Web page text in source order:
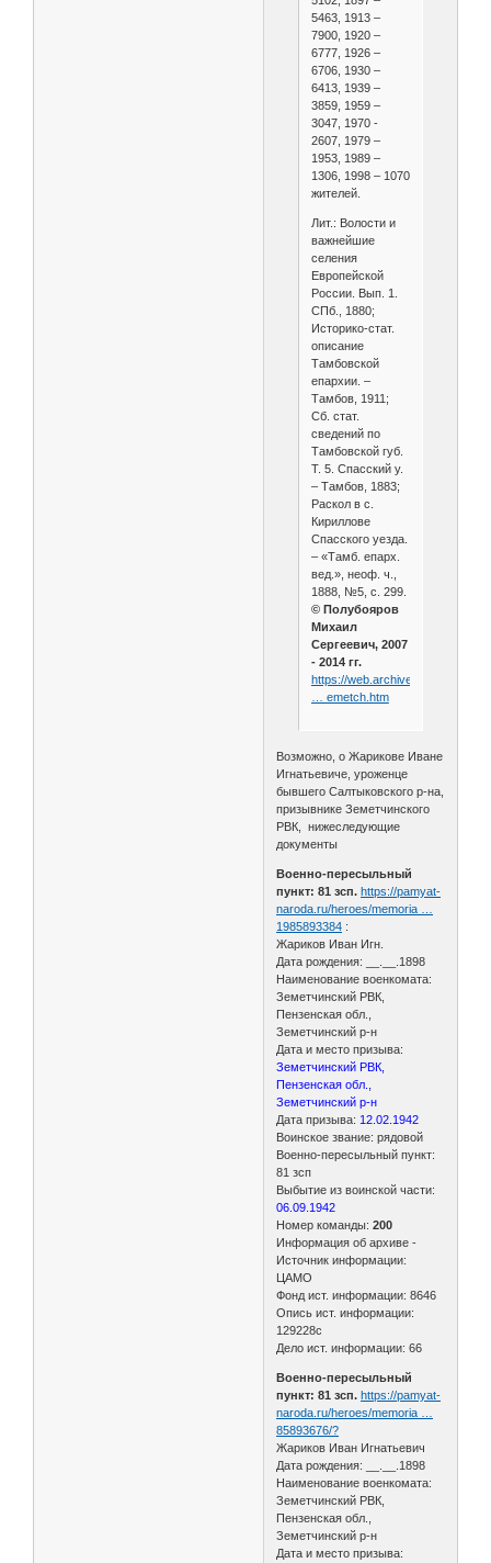
5463, 1913 –
7900, 1920 –
6777, 1926 –
6706, 1930 –
6413, 1939 –
3859, 1959 –
3047, 1970 -
2607, 1979 –
1953, 1989 –
1306, 1998 – 1070
жителей.
Лит.: Волости и
важнейшие
селения
Европейской
России. Вып. 1.
СПб., 1880;
Историко-стат.
описание
Тамбовской
епархии. –
Тамбов, 1911;
Сб. стат.
сведений по
Тамбовской губ.
Т. 5. Спасский у.
– Тамбов, 1883;
Раскол в с.
Кириллове
Спасского уезда.
– «Тамб. епарх.
вед.», неоф. ч.,
1888, №5, с. 299.
© Полубояров
Михаил
Сергеевич, 2007
- 2014 гг.
https://web.archive.org/web/
… emetch.htm
Возможно, о Жарикове Иване
Игнатьевиче, уроженце
бывшего Салтыковского р-на,
призывнике Земетчинского
РВК, нижеследующие
документы
Военно-пересыльный
пункт: 81 зсп. https://pamyat-
naroda.ru/heroes/memoria …
1985893384 :
Жариков Иван Игн.
Дата рождения: __.__.1898
Наименование военкомата:
Земетчинский РВК,
Пензенская обл.,
Земетчинский р-н
Дата и место призыва:
Земетчинский РВК,
Пензенская обл.,
Земетчинский р-н
Дата призыва:12.02.1942
Воинское звание: рядовой
Военно-пересыльный пункт:
81 зсп
Выбытие из воинской части:
06.09.1942
Номер команды: 200
Информация об архиве -
Источник информации:
ЦАМО
Фонд ист. информации: 8646
Опись ист. информации:
129228с
Дело ист. информации: 66
Военно-пересыльный
пункт: 81 зсп. https://pamyat-
naroda.ru/heroes/memoria …
85893676/?
Жариков Иван Игнатьевич
Дата рождения: __.__.1898
Наименование военкомата:
Земетчинский РВК,
Пензенская обл.,
Земетчинский р-н
Дата и место призыва: